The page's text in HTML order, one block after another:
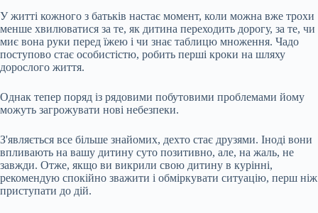
У житті кожного з батьків настає момент, коли можна вже трохи
менше хвилюватися за те, як дитина переходить дорогу, за те, чи
миє вона руки перед їжею і чи знає таблицю множення. Чадо
поступово стає особистістю, робить перші кроки на шляху
дорослого життя.
Однак тепер поряд із рядовими побутовими проблемами йому
можуть загрожувати нові небезпеки.
З'являється все більше знайомих, дехто стає друзями. Іноді вони
впливають на вашу дитину суто позитивно, але, на жаль, не
завжди. Отже, якщо ви викрили свою дитину в курінні,
рекомендую спокійно зважити і обміркувати ситуацію, перш ніж
приступати до дій.